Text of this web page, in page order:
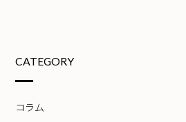
CATEGORY
コラム